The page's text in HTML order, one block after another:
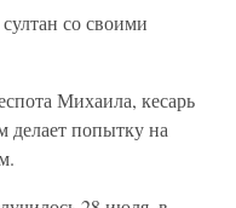
со своими
Михаила, кесарь
делает попытку на